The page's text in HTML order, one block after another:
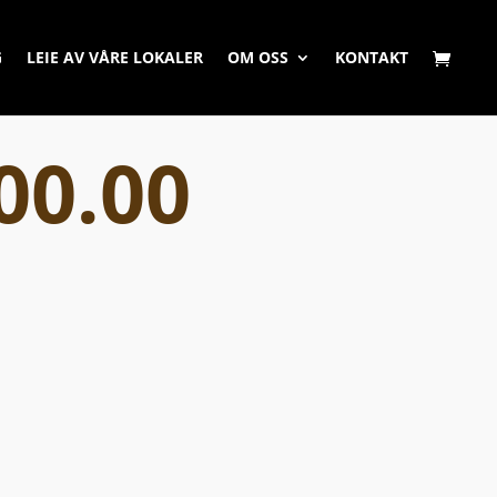
LEIE AV VÅRE LOKALER OM OSS KONTAKT